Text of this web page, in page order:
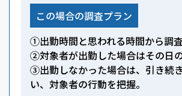
この場合の調査プラン
①出勤時間と思われる時間から調
②対象者が出勤した場合はその日
③出勤しなかった場合は、引き続
い、対象者の行動を把握。